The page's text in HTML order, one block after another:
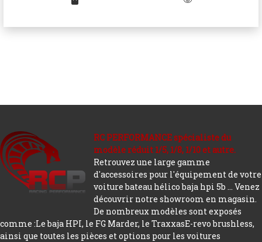
RC PERFORMANCE spécialiste du
modèle réduit 1/5, 1/8, 1/10 et autre.
Retrouvez une large gamme
d'accessoires pour l'équipement de votre
voiture bateau hélico baja hpi 5b ... Venez
découvrir notre showroom en magasin.
De nombreux modèles sont exposés
comme :Le baja HPI, le FG Marder, le TraxxasE-revo brushless,
ainsi que toutes les pièces et options pour les voitures